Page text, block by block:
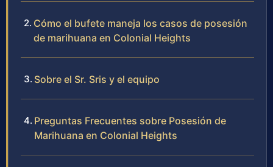
Cómo el bufete maneja los casos de posesión
de marihuana en Colonial Heights
Sobre el Sr. Sris y el equipo
Preguntas Frecuentes sobre Posesión de
Marihuana en Colonial Heights